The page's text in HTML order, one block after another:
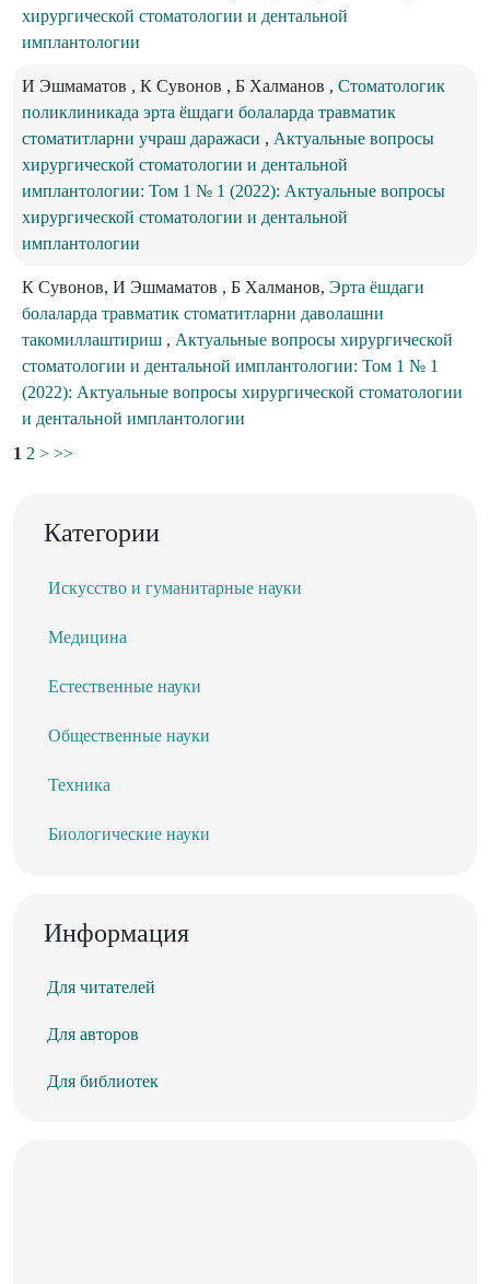
хирургической стоматологии и дентальной
имплантологии
И Эшмаматов , К Сувонов , Б Халманов , Стоматологик
поликлиникада эрта ёшдаги болаларда травматик
стоматитларни учраш даражаси , Актуальные вопросы
хирургической стоматологии и дентальной
имплантологии: Том 1 № 1 (2022): Актуальные вопросы
хирургической стоматологии и дентальной
имплантологии
К Сувонов, И Эшмаматов , Б Халманов, Эрта ёшдаги
болаларда травматик стоматитларни даволашни
такомиллаштириш , Актуальные вопросы хирургической
стоматологии и дентальной имплантологии: Том 1 № 1
(2022): Актуальные вопросы хирургической стоматологии
и дентальной имплантологии
1 2 > >>
Категории
Искусство и гуманитарные науки
Медицина
Естественные науки
Общественные науки
Техника
Биологические науки
Информация
Для читателей
Для авторов
Для библиотек